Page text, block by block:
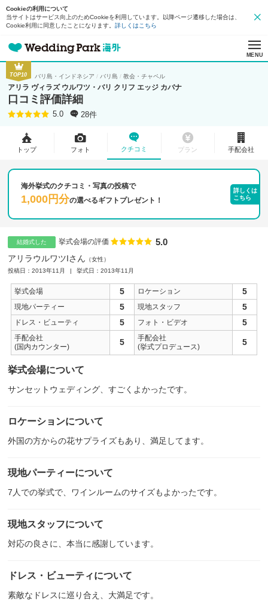
Cookieの利用について
当サイトはサービス向上のためCookieを利用しています。以降ページ遷移した場合は、
Cookie利用に同意したことになります。 詳しくはこちら
MENU
TOP10 バリ島・インドネシア バリ島 教会・チャペル
アリラ ヴィラズ ウルワツ・バリ クリフ エッジ カバナ
口コミ評価詳細
5.0 28件
トップ フォト クチコミ プラン 手配会社
海外挙式のクチコミ・写真の投稿で
1,000円分の選べるギフトプレゼント！
詳しくは
こちら
結婚式した 挙式会場の評価 点数
5.0
アリラウルワツIさん
女性
投稿日：2013年11月
挙式日：2013年11月
挙式会場 5 ロケーション 5
現地パーティー 5 現地スタッフ 5
ドレス・ビューティ 5 フォト・ビデオ 5
手配会社
(国内カウンター)
5
手配会社
(挙式プロデュース)
5
挙式会場について
サンセットウェディング、すごくよかったです。
ロケーションについて
外国の方からの花サプライズもあり、満足してます。
現地パーティーについて
7人での挙式で、ワインルームのサイズもよかったです。
現地スタッフについて
対応の良さに、本当に感謝しています。
ドレス・ビューティについて
素敵なドレスに巡り合え、大満足です。